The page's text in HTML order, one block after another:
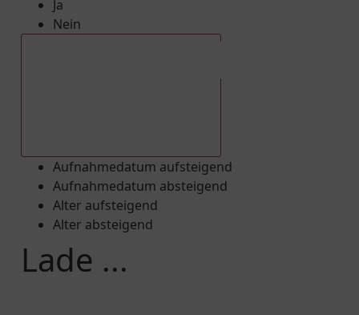
Ja
Nein
Aufnahmedatum aufsteigend
Aufnahmedatum absteigend
Alter aufsteigend
Alter absteigend
Lade ...